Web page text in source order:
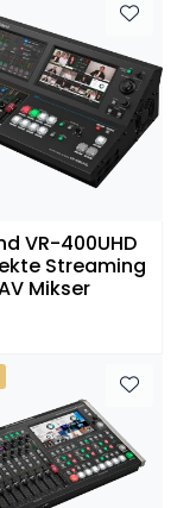
VR-400UHD
Streaming
Mikser